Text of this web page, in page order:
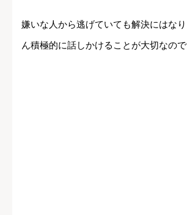
嫌いな人から逃げていても解決にはな
ん積極的に話しかけることが大切なので